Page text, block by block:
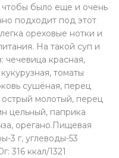
было еще и очень
подходит под этот
ореховые нотки и
На такой суп и
чечевица красная,
томаты
сушёная, перец
молотый, перец
цельный, паприка
орегано.Пищевая
3 г, углеводы-53
316 ккал/1321